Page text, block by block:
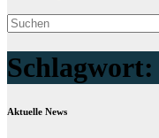
Schlagwort:
Aktuelle News